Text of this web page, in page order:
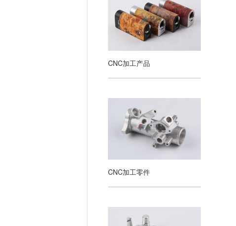
CNC加工产品
CNC加工零件